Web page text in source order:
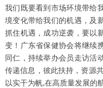
我们既要看到市场环境带给
境变化带给我们的机遇，及
抓住机遇，成功逆袭，要以
变！广东省保健协会将继续
同仁，持续举办会员走访活
传递信息，彼此扶持，资源
以实干为帆,在高质量发展的